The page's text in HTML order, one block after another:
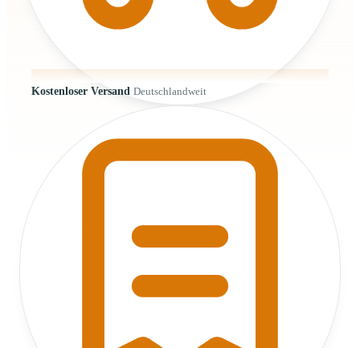
Kostenloser Versand Deutschlandweit